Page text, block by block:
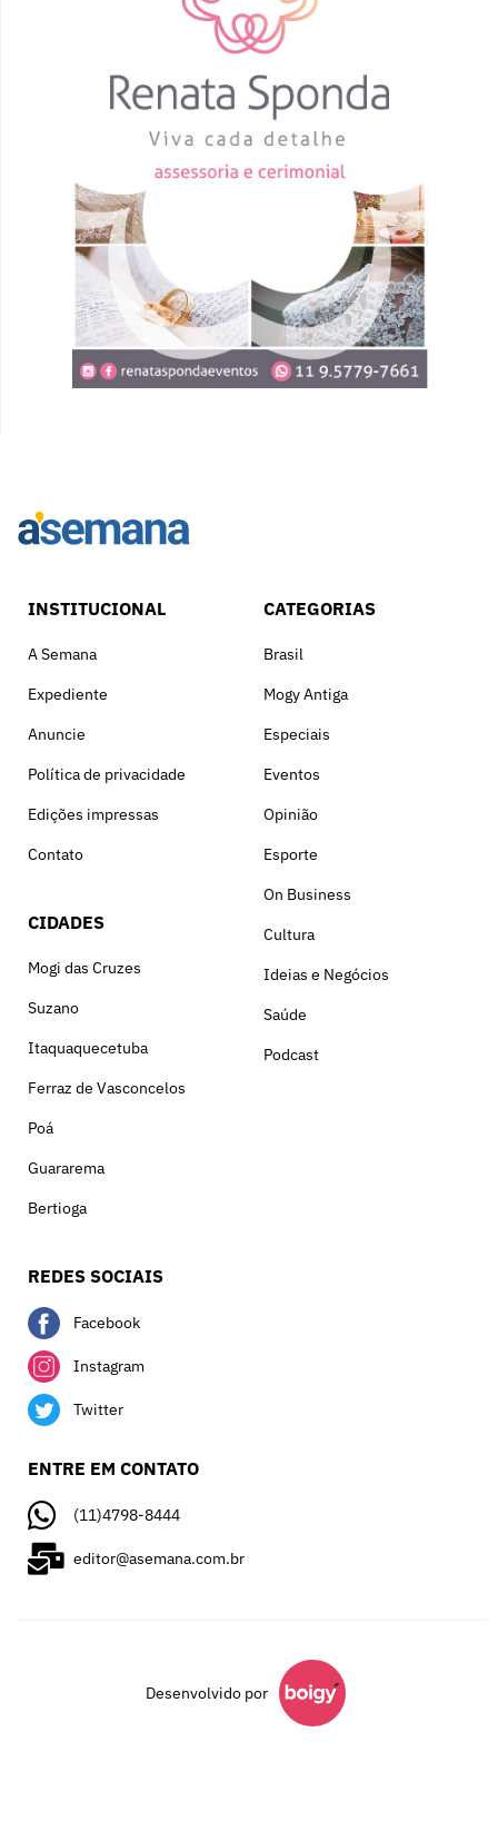
INSTITUCIONAL
A Semana
Expediente
Anuncie
Política de privacidade
Edições impressas
Contato
CIDADES
Mogi das Cruzes
Suzano
Itaquaquecetuba
Ferraz de Vasconcelos
Poá
Guararema
Bertioga
CATEGORIAS
Brasil
Mogy Antiga
Especiais
Eventos
Opinião
Esporte
On Business
Cultura
Ideias e Negócios
Saúde
Podcast
REDES SOCIAIS
Facebook
Instagram
Twitter
ENTRE EM CONTATO
(11)4798-8444
editor@asemana.com.br
Desenvolvido por